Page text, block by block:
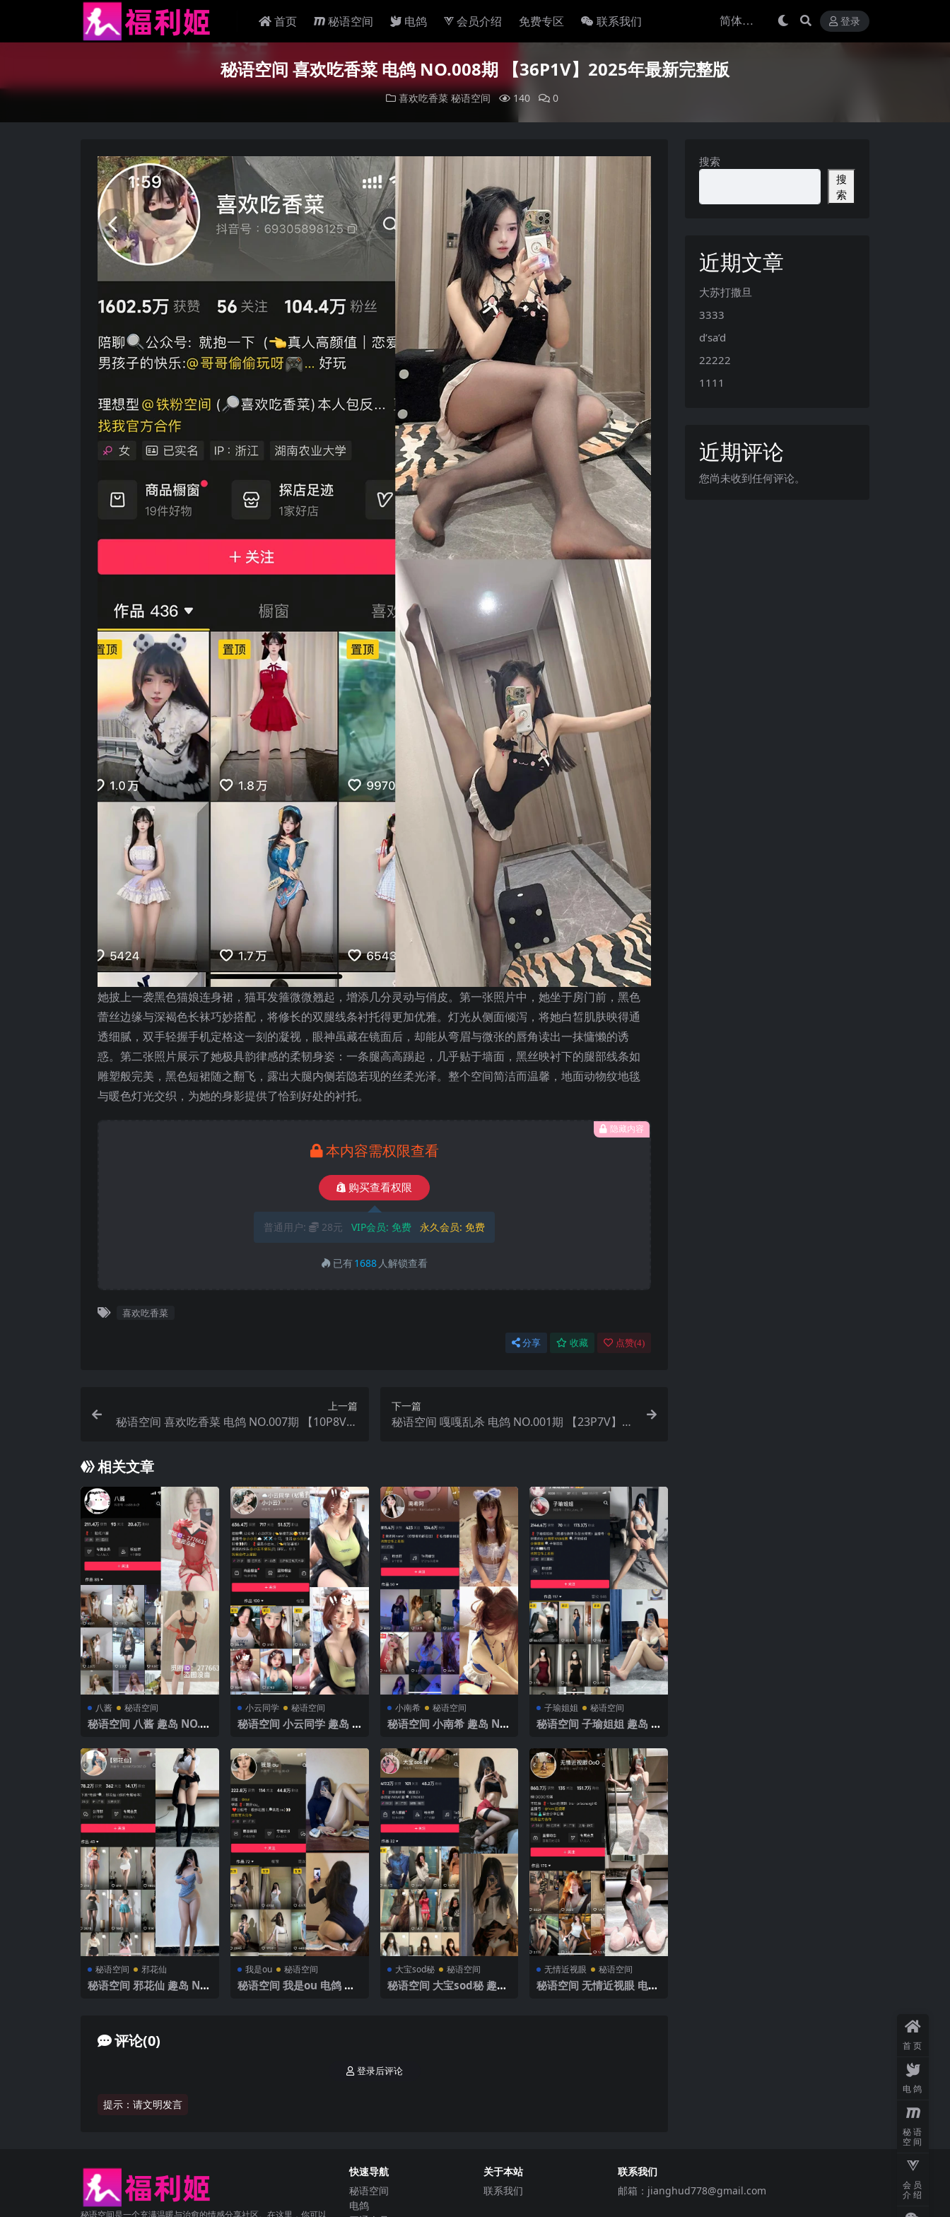
首页 秘语空间 电鸽 会员介绍 免费专区 联系我们 登录
秘语空间 喜欢吃香菜 电鸽 NO.008期 【36P1V】2025年最新完整版
喜欢吃香菜 秘语空间 140 0
她披上一袭黑色猫娘连身裙，猫耳发箍微微翘起，增添几分灵动与俏皮。第一张照片中，她坐于房门前，黑色
蕾丝边缘与深褐色长袜巧妙搭配，将修长的双腿线条衬托得更加优雅。灯光从侧面倾泻，将她白皙肌肤映得通
透细腻，双手轻握手机定格这一刻的凝视，眼神虽藏在镜面后，却能从弯眉与微张的唇角读出一抹慵懒的诱
惑。第二张照片展示了她极具韵律感的柔韧身姿：一条腿高高踢起，几乎贴于墙面，黑丝映衬下的腿部线条如
雕塑般完美，黑色短裙随之翻飞，露出大腿内侧若隐若现的丝柔光泽。整个空间简洁而温馨，地面动物纹地毯
与暖色灯光交织，为她的身影提供了恰到好处的衬托。
隐藏内容
本内容需权限查看
购买查看权限
普通用户: 28元 VIP会员: 免费 永久会员: 免费
已有1688 人解锁查看
喜欢吃香菜
分享 收藏 点赞(4)
上一篇
秘语空间 喜欢吃香菜 电鸽 NO.007期 【10P8V】
下一篇
秘语空间 嘎嘎乱杀 电鸽 NO.001期 【23P7V】20
相关文章
八酱 秘语空间
秘语空间 八酱 趣岛 NO.0
最新完整版
小云同学 秘语空间
秘语空间 小云同学 趣岛 N
版
小南希 秘语空间
秘语空间 小南希 趣岛 NO.
新完整版
子瑜姐姐 秘语空间
秘语空间 子瑜姐姐 趣岛 N
最新完整版
秘语空间 邪花仙
秘语空间 邪花仙 趣岛 NO.
我是ou 秘语空间
秘语空间 我是ou 电鸽 N
大宝sod秘 秘语空间
秘语空间 大宝sod秘 趣岛
无情近视眼 秘语空间
秘语空间 无情近视眼 电鸽
评论(0)
提示：请文明发言
登录后评论
搜索
搜
索
近期文章
大苏打撒旦
3333
d’sa’d
22222
1111
近期评论
您尚未收到任何评论。
秘语空间是一个充满温暖与治愈的情感分享社区。在这里，你可以
快速导航
秘语空间
电鸽
关于本站
联系我们
联系我们
邮箱： jianghud778@gmail.com
首页
电鸽
秘语
空间
会员
介绍